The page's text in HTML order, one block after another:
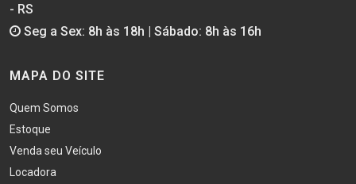
- RS
Seg a Sex: 8h às 18h | Sábado: 8h às 16h
MAPA DO SITE
Quem Somos
Estoque
Venda seu Veículo
Locadora